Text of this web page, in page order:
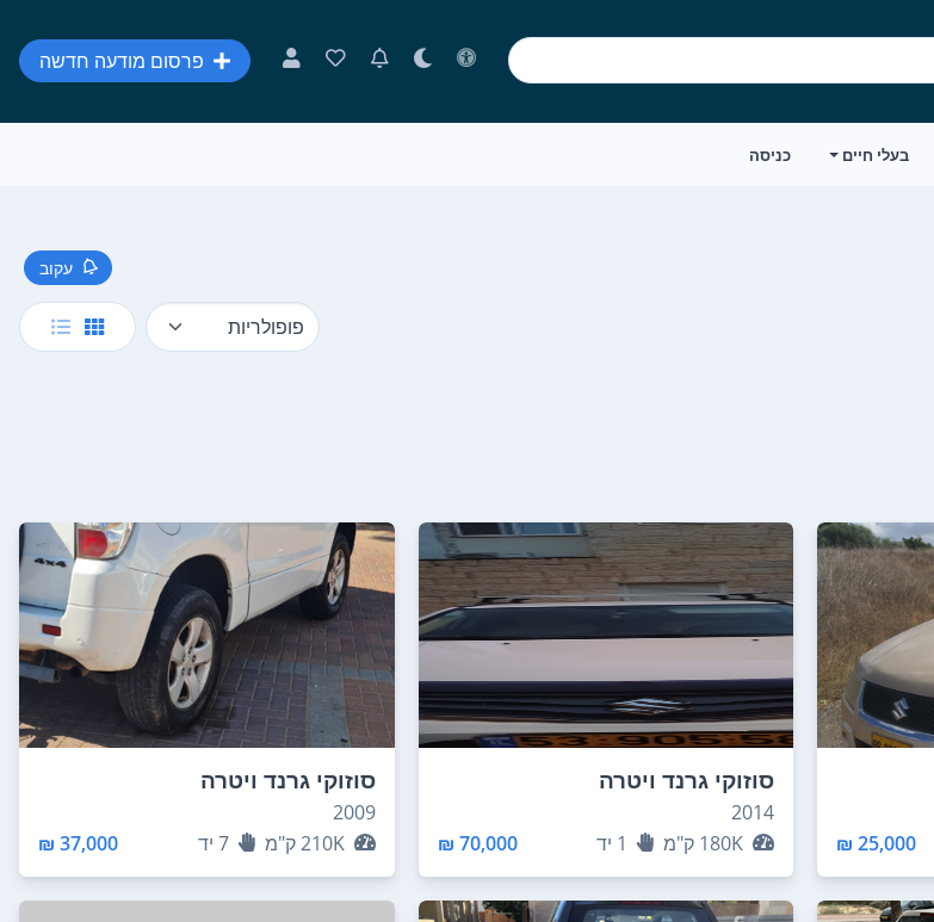
פרסום מודעה חדשה
בעלי חיים כניסה
עקוב
25,000 ₪
סוזוקי גרנד ויטרה
2014
180K ק"מ 1 יד 70,000 ₪
סוזוקי גרנד ויטרה
2009
210Kק"מ 7 יד 37,000 ₪